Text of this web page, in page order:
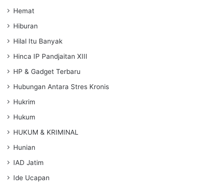
Hemat
Hiburan
Hilal Itu Banyak
Hinca IP Pandjaitan XIII
HP & Gadget Terbaru
Hubungan Antara Stres Kronis
Hukrim
Hukum
HUKUM & KRIMINAL
Hunian
IAD Jatim
Ide Ucapan